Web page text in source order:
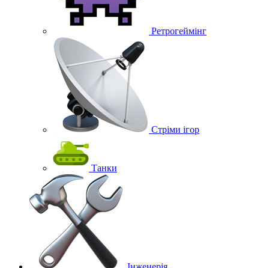
Ретрогеймінг
Стріми ігор
Танки